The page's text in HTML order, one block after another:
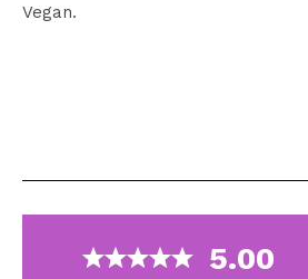
Vegan.
5.00